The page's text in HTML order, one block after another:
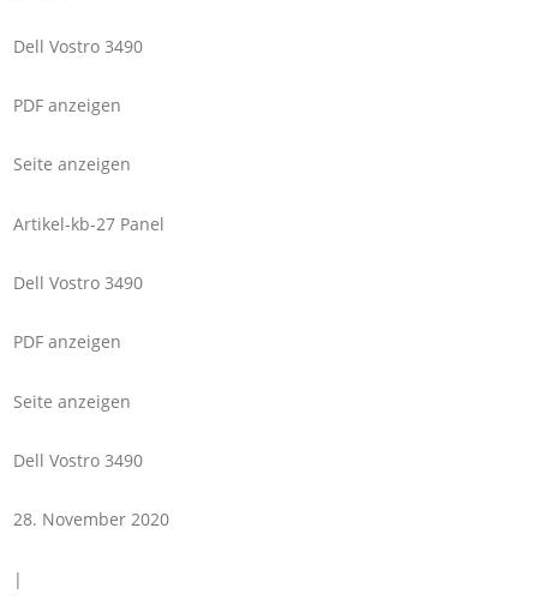
Dell Vostro 3490
PDF anzeigen
Seite anzeigen
Artikel-kb-27 Panel
Dell Vostro 3490
PDF anzeigen
Seite anzeigen
Dell Vostro 3490
28. November 2020
|